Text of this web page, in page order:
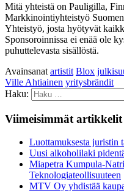
Mitä yhteistä on Pauligilla,
Markkinointiyhteistyö
Yhteistyö, josta hyötyvät
Sponsoroinnissa ei enää ole
puhuttelevasta sisällöstä.
Avainsanat artistit Blox
Ville Ahtiainen yritysbrändit
Haku:
Viimeisimmät artikkelit
Luottamuksesta juristin
Uusi alkoholilaki
Miapetra Kumpula-
Teknologiateollisuuteen
MTV Oy yhdistää